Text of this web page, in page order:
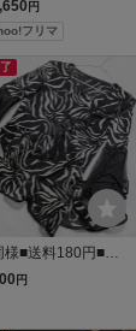
ヨン 一点物
円
フリマ
様■送料180円■フ
ュール■モノトー
円